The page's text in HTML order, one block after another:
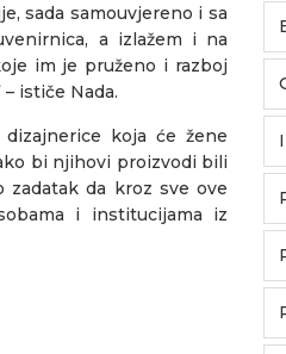
sada samouvjereno i sa
a izlažem i na
im je pruženo i razboj
ističe Nada.
koja će žene
bi njihovi proizvodi bili
zadatak da kroz sve ove
i institucijama iz